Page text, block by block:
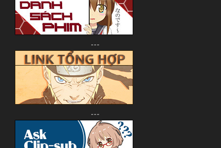
Psychological, Thriller, Terrorist
Watanabe Shin`ichirou
Kanno Youko
(Ghost in the Shell series, Macross Frontier)
~Thành viên thực hiện~
JJ-Channel
---
---